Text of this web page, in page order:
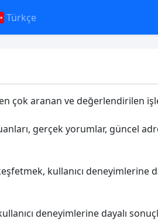
Türkçe
çok aranan ve değerlendirilen
gerçek yorumlar, güncel
kullanıcı deneyimlerine
deneyimlerine dayalı